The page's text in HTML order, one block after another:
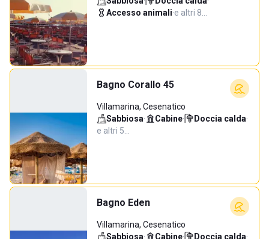
Accesso animali·e altri 8…
Bagno Corallo 45
Villamarina, Cesenatico
Sabbiosa· Cabine· Doccia calda·
e altri 5…
Bagno Eden
Villamarina, Cesenatico
Sabbiosa· Cabine· Doccia calda·